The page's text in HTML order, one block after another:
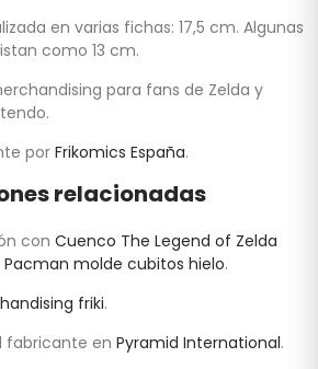
en varias fichas: 17,5 cm. Algunas
como 13 cm.
para fans de Zelda y
porFrikomics España.
relacionadas
con Cuenco The Legend of Zelda
Pacman molde cubitos hielo.
friki.
fabricante en Pyramid International.